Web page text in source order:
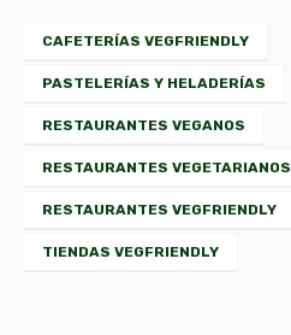
CAFETERÍAS VEGFRIENDLY
PASTELERÍAS Y HELADERÍAS
RESTAURANTES VEGANOS
RESTAURANTES VEGETARIANOS
RESTAURANTES VEGFRIENDLY
TIENDAS VEGFRIENDLY